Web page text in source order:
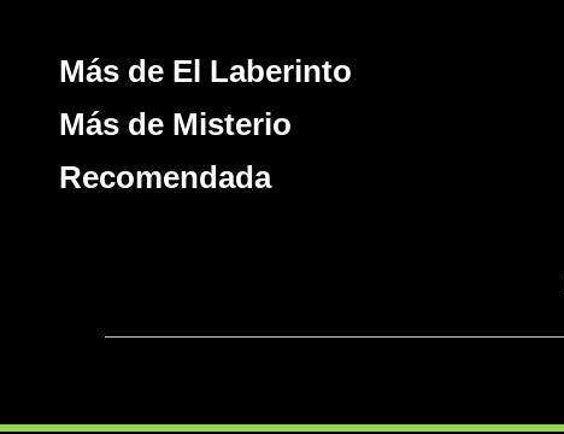
Más de El Laberinto
Más de Misterio
Recomendada